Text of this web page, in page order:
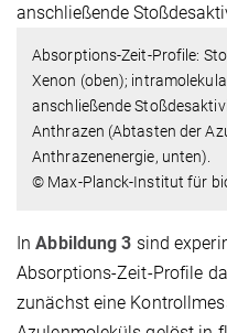
Absorptions-Zeit-Profile:
Xenon (oben);
anschließende
Anthrazen (Abtasten der
Anthrazenenergie, unten).
© Max-Planck-Institut für
InAbbildung 3 sind
Absorptions-Zeit-Profile
zunächst eine